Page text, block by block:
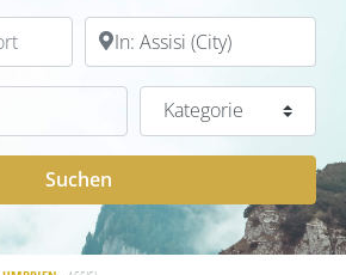
PLZ / Ort
Kategorie
Suchen